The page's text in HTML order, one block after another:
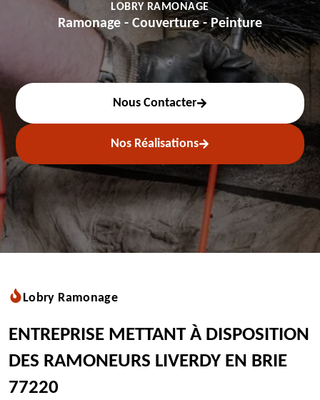
LOBRY RAMONAGE
Ramonage - Couverture - Peinture
Nous Contacter
Nos Réalisations
Lobry Ramonage
ENTREPRISE METTANT À DISPOSITION
DES RAMONEURS LIVERDY EN BRIE
77220